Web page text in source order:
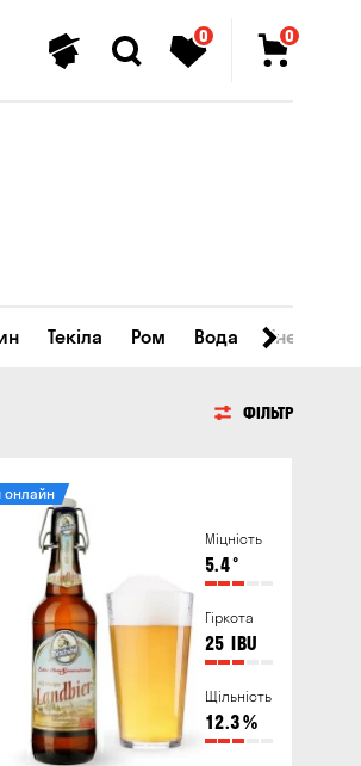
0 0
Текіла Ром Вода
ФІЛЬТР
Міцність
5.4°
Гіркота
25 IBU
Щільність
12.3%
онлайн